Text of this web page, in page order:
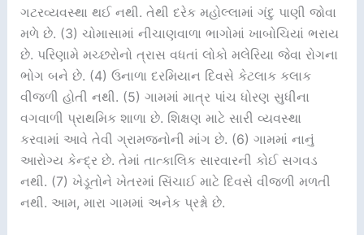
ગટરવ્યવસ્થા થઈ નથી. તેથી દરેક મહોલ્લામાં ગંદુ પાણી જોવા
મળે છે. (3) ચોમાસામાં નીચાણવાળા ભાગોમાં ખાબોચિયાં ભરાય
છે. પરિણામે મચ્છરોનો ત્રાસ વધતાં લોકો મલેરિયા જેવા રોગના
ભોગ બને છે. (4) ઉનાળા દરમિયાન દિવસે કેટલાક કલાક
વીજળી હોતી નથી. (5) ગામમાં માત્ર પાંચ ધોરણ સુધીના
વગવાળી પ્રાથમિક શાળા છે. શિક્ષણ માટે સારી વ્યવસ્થા
કરવામાં આવે તેવી ગ્રામજનોની માંગ છે. (6) ગામમાં નાનું
આરોગ્ય કેન્દ્ર છે. તેમાં તાત્કાલિક સારવારની કોઈ સગવડ
નથી. (7) ખેડૂતોને ખેતરમાં સિંચાઈ માટે દિવસે વીજળી મળતી
નથી. આમ, મારા ગામમાં અનેક પ્રશ્નો છે.